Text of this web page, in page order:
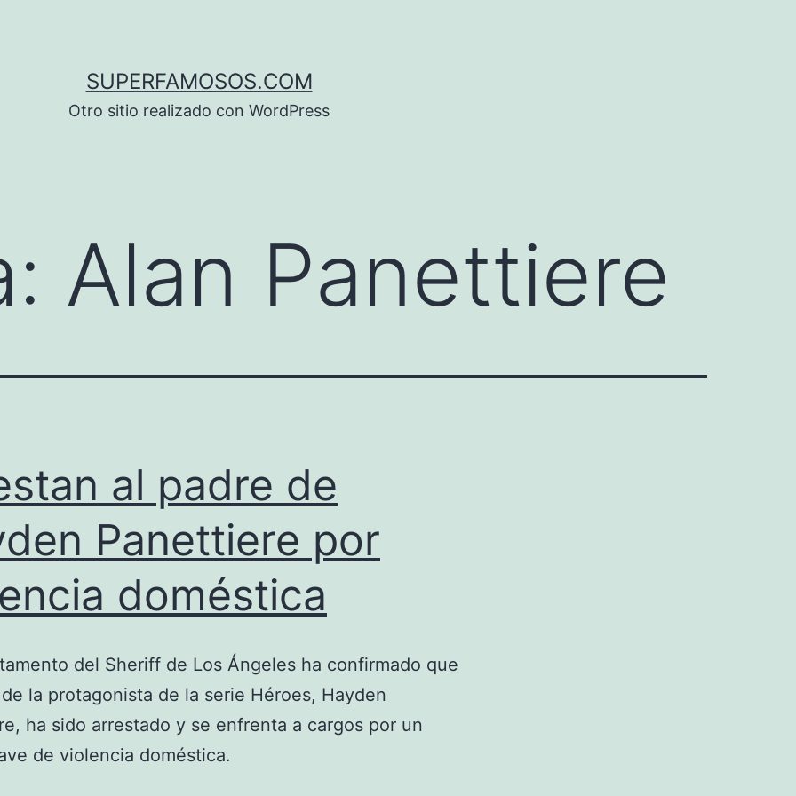
SUPERFAMOSOS.COM
Otro sitio realizado con WordPress
Alan Panettiere
al padre de
Panettiere por
doméstica
del Sheriff de Los Ángeles ha confirmado que
la protagonista de la serie Héroes, Hayden
ha sido arrestado y se enfrenta a cargos por un
de violencia doméstica.